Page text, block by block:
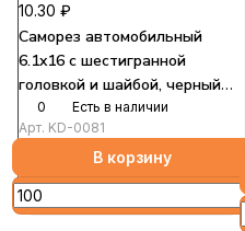
10.30 ₽
Саморез автомобильный
6.1x16 с шестигранной
головкой и шайбой, черный
S=10
0
Есть в наличии
Арт. KD-0081
В корзину